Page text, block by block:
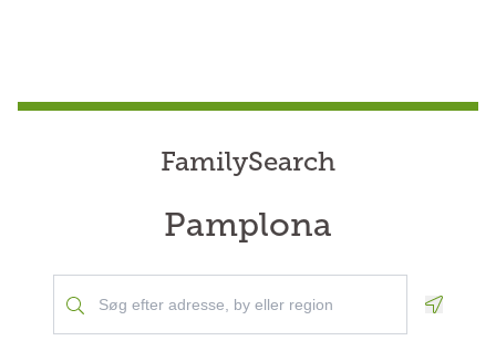
FamilySearch
Pamplona